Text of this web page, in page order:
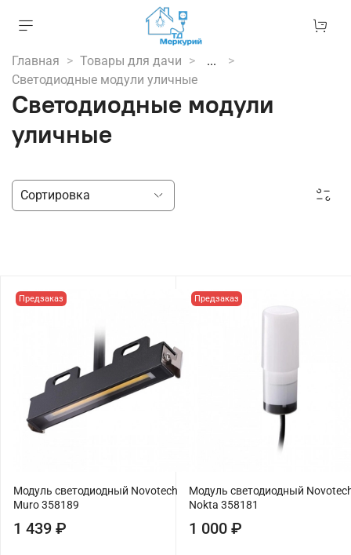
Главная Товары для дачи
...
Светодиодные модули уличные
Светодиодные модули
уличные
Предзаказ
Модуль светодиодный Novotech
Muro 358189
1 439 ₽
Предзаказ
Модуль светодиодный
Nokta 358181
1 000 ₽